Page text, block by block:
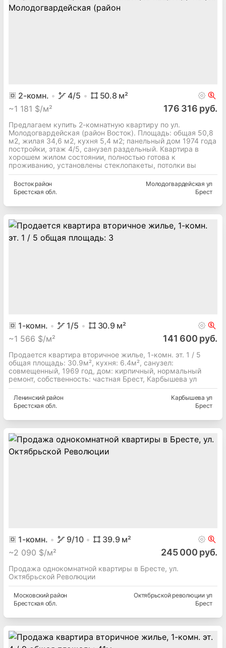
2-комн. 4/5 50.8 м²
~1 181 $/м² 176 316 руб.
Предлагаем купить 2-комнатную квартиру по ул.
Молодогвардейская (район Восток). Площадь: общая 50,8
м2, жилая 34,6 м2, кухня 5,4 м2; панельный дом 1974 года
постройки, этаж 4/5, санузел раздельный. Квартира в
хорошем жилом состоянии, полностью готова к
проживанию, установлены стеклопакеты, потолки вы
Востокрайон
Брестская обл.
Молодогвардейская ул
Брест
1-комн. 1/5 30.9м²
~1 566 $/м² 141 600 руб.
Продается квартира вторичное жилье, 1-комн. эт. 1 / 5
общая площадь: 30.9м², кухня: 6.4м², cанузел:
совмещенный, 1969 год, дом: кирпичный, нормальный
ремонт, собственность: частная Брест, Карбышева ул
Ленинскийрайон
Брестская обл.
Карбышева ул
Брест
1-комн. 9/10 39.9м²
~2 090 $/м² 245 000 руб.
Продажа однокомнатной квартиры в Бресте, ул.
Октябрьской Революции
Московскийрайон
Брестская обл.
Октябрьской революции ул
Брест